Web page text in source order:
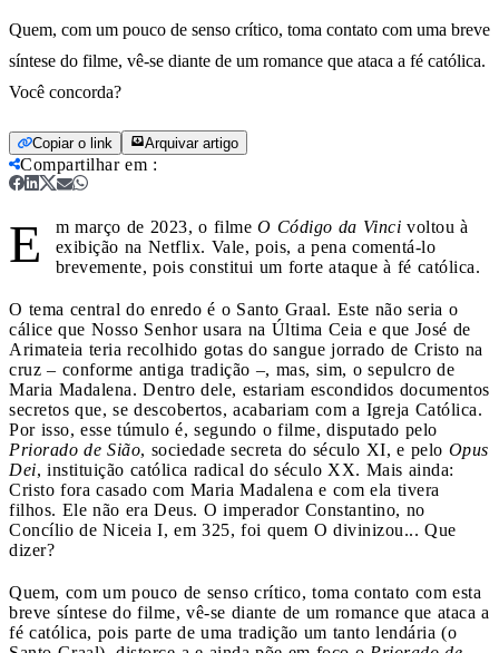
Quem, com um pouco de senso crítico, toma contato com uma breve
síntese do filme, vê-se diante de um romance que ataca a fé católica.
Você concorda?
Copiar o link Arquivar artigo
Compartilhar em :
E m março de 2023, o filme O Código da Vinci voltou à
exibição na Netflix. Vale, pois, a pena comentá-lo
brevemente, pois constitui um forte ataque à fé católica.
O tema central do enredo é o Santo Graal. Este não seria o
cálice que Nosso Senhor usara na Última Ceia e que José de
Arimateia teria recolhido gotas do sangue jorrado de Cristo na
cruz – conforme antiga tradição –, mas, sim, o sepulcro de
Maria Madalena. Dentro dele, estariam escondidos documentos
secretos que, se descobertos, acabariam com a Igreja Católica.
Por isso, esse túmulo é, segundo o filme, disputado pelo
Priorado de Sião, sociedade secreta do século XI, e pelo Opus
Dei, instituição católica radical do século XX. Mais ainda:
Cristo fora casado com Maria Madalena e com ela tivera
filhos. Ele não era Deus. O imperador Constantino, no
Concílio de Niceia I, em 325, foi quem O divinizou... Que
dizer?
Quem, com um pouco de senso crítico, toma contato com esta
breve síntese do filme, vê-se diante de um romance que ataca a
fé católica, pois parte de uma tradição um tanto lendária (o